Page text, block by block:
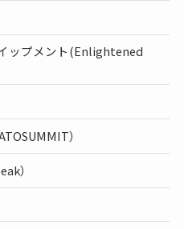
ップメント(Enlightened
）
）